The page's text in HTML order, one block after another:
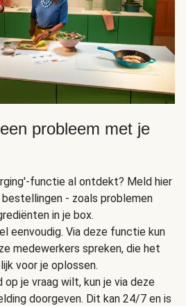
probleem met je
functie al ontdekt? Meld hier
- zoals problemen
in je box.
eenvoudig. Via deze functie kun
medewerkers spreken, die het
voor je oplossen.
je vraag wilt, kun je via deze
doorgeven. Dit kan 24/7 en is